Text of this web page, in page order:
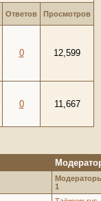
Ответов Просмотров
0 12,599
0 11,667
1